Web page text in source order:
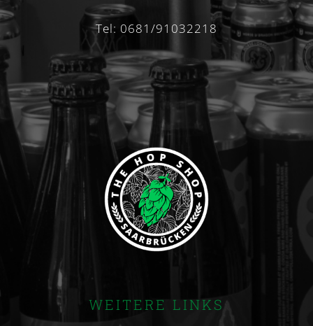
Tel: 0681/91032218
WEITERE LINKS